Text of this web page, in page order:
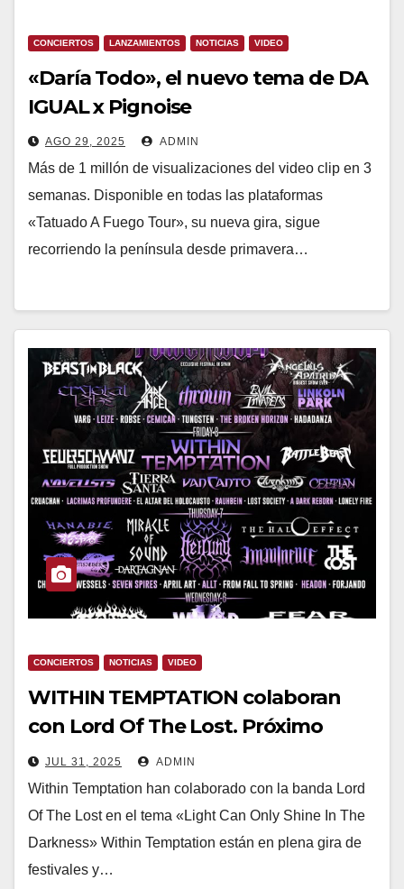
CONCIERTOS LANZAMIENTOS NOTICIAS VIDEO
«Daría Todo», el nuevo tema de DA
IGUAL x Pignoise
AGO 29, 2025 ADMIN
Más de 1 millón de visualizaciones del video clip en 3
semanas. Disponible en todas las plataformas
«Tatuado A Fuego Tour», su nueva gira, sigue
recorriendo la península desde primavera…
CONCIERTOS NOTICIAS VIDEO
WITHIN TEMPTATION colaboran
con Lord Of The Lost. Próximo
concierto en Leyendas del Rock
JUL 31, 2025 ADMIN
Within Temptation han colaborado con la banda Lord
Of The Lost en el tema «Light Can Only Shine In The
Darkness» Within Temptation están en plena gira de
festivales y…